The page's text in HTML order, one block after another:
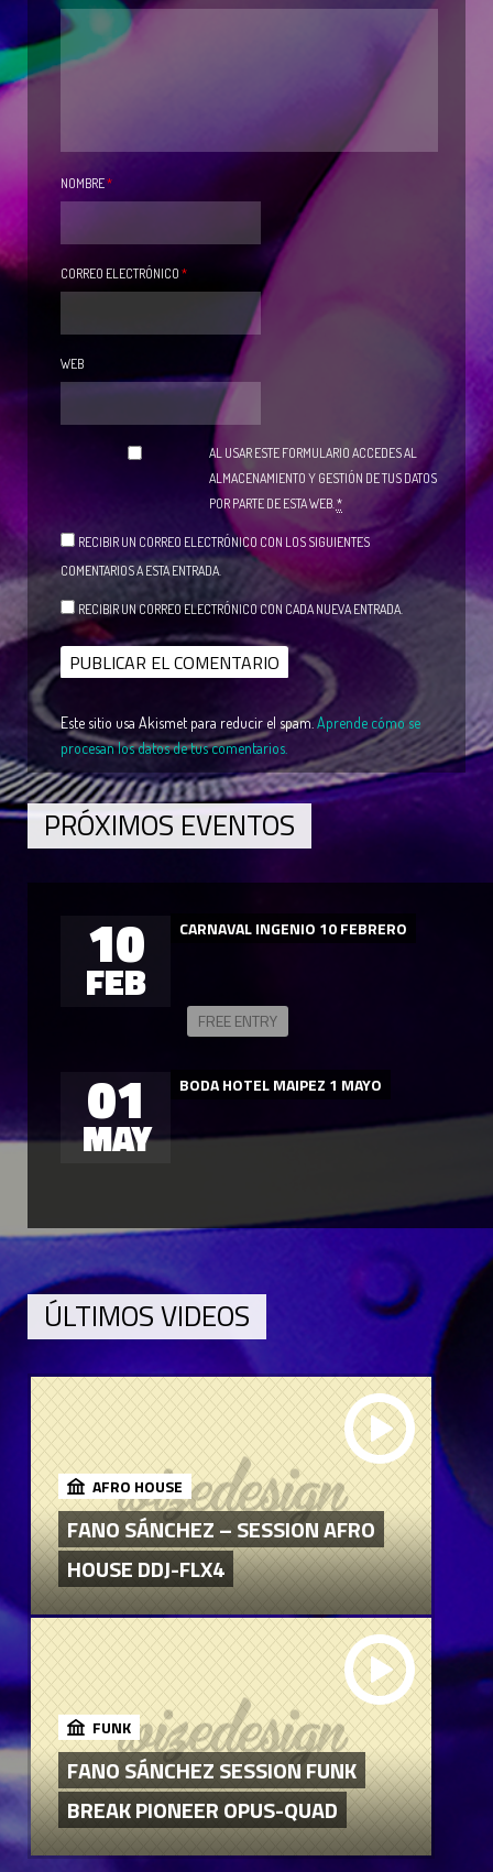
NOMBRE*
CORREO ELECTRÓNICO *
WEB
AL USAR ESTE FORMULARIO ACCEDES AL
ALMACENAMIENTO Y GESTIÓN DE TUS DATOS
POR PARTE DE ESTA WEB. *
RECIBIR UN CORREO ELECTRÓNICO CON LOS SIGUIENTES
COMENTARIOS A ESTA ENTRADA.
RECIBIR UN CORREO ELECTRÓNICO CON CADA NUEVA ENTRADA.
Este sitio usa Akismet para reducir el spam.Aprende cómo se
procesan los datos de tus comentarios.
PRÓXIMOS EVENTOS
10
FEB
CARNAVAL INGENIO 10 FEBRERO
FREE ENTRY
01
MAY
BODA HOTEL MAIPEZ 1 MAYO
ÚLTIMOS VIDEOS
AFRO HOUSE
FANO SÁNCHEZ – SESSION AFRO
HOUSE DDJ-FLX4
FUNK
FANO SÁNCHEZ SESSION FUNK
BREAK PIONEER OPUS-QUAD